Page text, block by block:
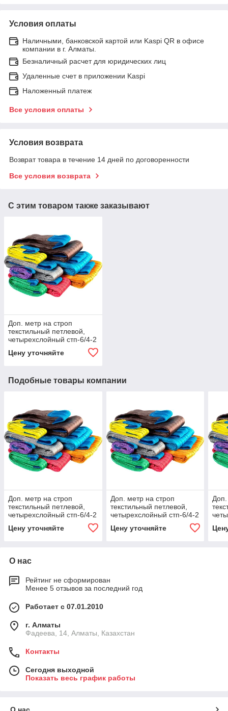
Условия оплаты
Наличными, банковской картой или Kaspi QR в офисе
компании в г. Алматы.
Безналичный расчет для юридических лиц
Удаленные счет в приложении Kaspi
Наложенный платеж
Все условия оплаты
Условия возврата
Возврат товара в течение 14 дней по договоренности
Все условия возврата
С этим товаром также заказывают
Доп. метр на строп
текстильный петлевой,
четырехслойный стп-6/4-2
(г/п 2 тн, мин. длина 1 м)
Цену уточняйте
Подобные товары компании
Доп. метр на строп
текстильный петлевой,
четырехслойный стп-6/4-2
(г/п 2 тн, мин. длина 1 м)
6, 1500
Цену уточняйте
Доп. метр на строп
текстильный петлевой,
четырехслойный стп-6/4-2
(г/п 2 тн, мин. длина 1 м)
8, 1500
Цену уточняйте
10,
О нас
Рейтинг не сформирован
Менее 5 отзывов за последний год
Работает с 07.01.2010
г. Алматы
Фадеева, 14, Алматы, Казахстан
Контакты
Сегодня выходной
Показать весь график работы